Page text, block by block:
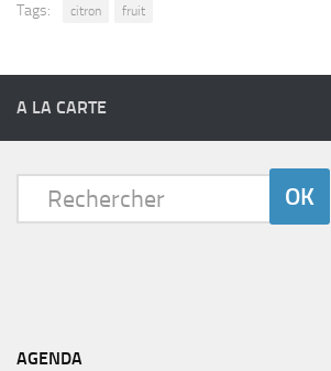
Tags: citron fruit
A LA CARTE
AGENDA